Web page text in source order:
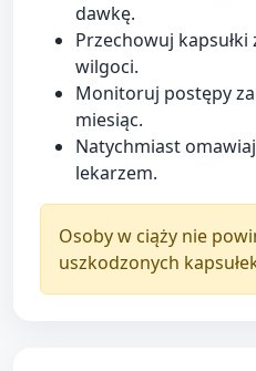
dawkę.
Przechowuj kapsułki
wilgoci.
Monitoruj postępy
miesiąc.
Natychmiast
lekarzem.
Osoby w ciąży nie
uszkodzonych